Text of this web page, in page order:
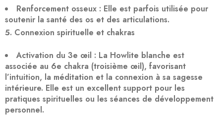
Renforcement osseux : Elle est parfois utilisée pour
soutenir la santé des os et des articulations.
Connexion spirituelle et chakras
Activation du 3e œil : La Howlite blanche est
associée au 6e chakra (troisième œil), favorisant
l’intuition, la méditation et la connexion à sa sagesse
intérieure. Elle est un excellent support pour les
pratiques spirituelles ou les séances de développement
personnel.